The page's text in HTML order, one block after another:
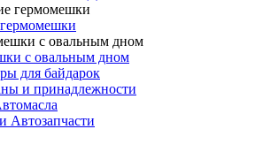
с овальным дном
для байдарок
и принадлежности
Автозапчасти